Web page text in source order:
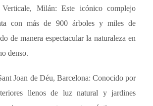
Milán: Este icónico complejo
con más de 900 árboles y miles de
de manera espectacular la naturaleza en
denso.
Joan de Déu, Barcelona: Conocido por
llenos de luz natural y jardines